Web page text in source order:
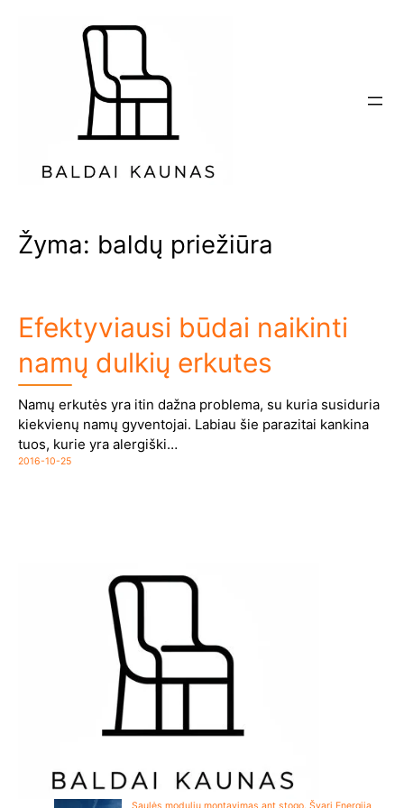
Žyma: baldų priežiūra
Efektyviausi būdai naikinti
namų dulkių erkutes
Namų erkutės yra itin dažna problema, su kuria susiduria
kiekvienų namų gyventojai. Labiau šie parazitai kankina
tuos, kurie yra alergiški…
2016-10-25